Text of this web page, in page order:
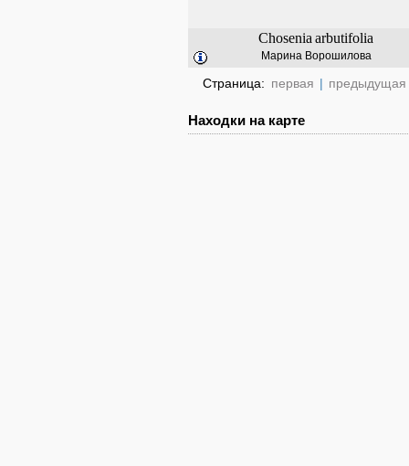
Chosenia arbutifolia
Марина Ворошилова
Страница: первая | предыдущая
Находки на карте